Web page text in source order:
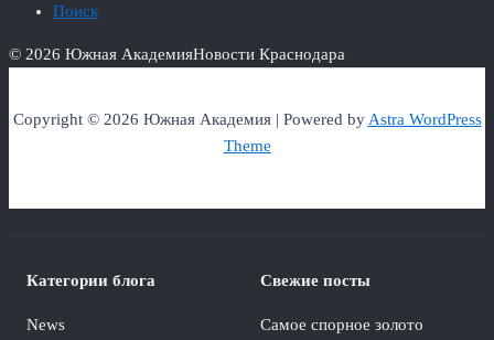
Поиск
© 2026 Южная АкадемияНовости Краснодара
Copyright © 2026 Южная Академия | Powered byAstra WordPress
Theme
Категории блога
News
Свежие посты
Самое спорное золото